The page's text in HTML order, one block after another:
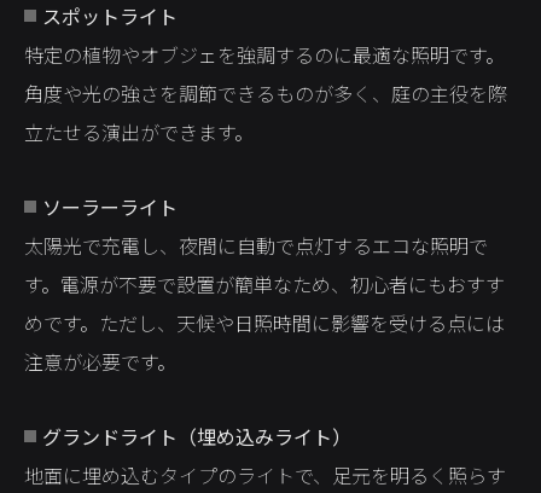
スポットライト
特定の植物やオブジェを強調するのに最適な照明です。
角度や光の強さを調節できるものが多く、庭の主役を際
立たせる演出ができます。
ソーラーライト
太陽光で充電し、夜間に自動で点灯するエコな照明で
す。電源が不要で設置が簡単なため、初心者にもおすす
めです。ただし、天候や日照時間に影響を受ける点には
注意が必要です。
グランドライト（埋め込みライト）
地面に埋め込むタイプのライトで、足元を明るく照らす